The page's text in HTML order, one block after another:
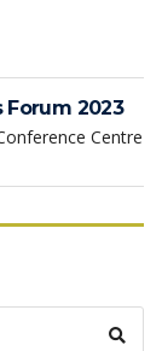
2023
Centre